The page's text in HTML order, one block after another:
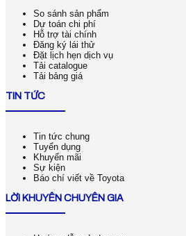
So sánh sản phẩm
Dự toán chi phí
Hỗ trợ tài chính
Đăng ký lái thử
Đặt lịch hẹn dịch vụ
Tải catalogue
Tải bảng giá
TIN TỨC
Tin tức chung
Tuyển dụng
Khuyến mãi
Sự kiện
Báo chí viết về Toyota
LỜI KHUYÊN CHUYÊN GIA